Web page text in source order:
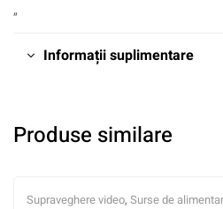
„
Informații suplimentare
Produse similare
Supraveghere video, Surse de